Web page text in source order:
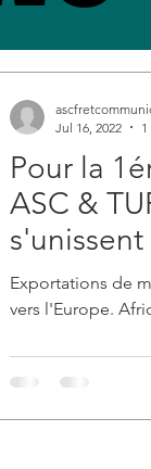
Pour la
ASC &
de
Exportations de
vers l'Europe.
Jul 16, 2022